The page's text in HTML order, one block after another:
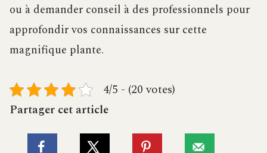
ou à demander conseil à des professionnels pour
approfondir vos connaissances sur cette
magnifique plante.
4/5 - (20 votes)
Partager cet article